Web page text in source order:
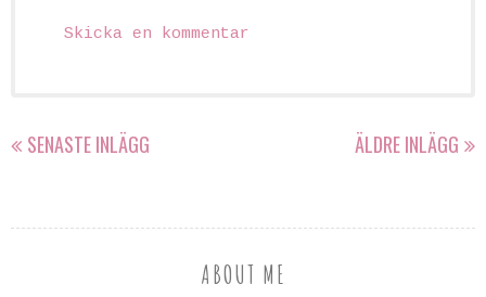
Skicka en kommentar
SENASTE INLÄGG ÄLDRE INLÄGG
ABOUT ME